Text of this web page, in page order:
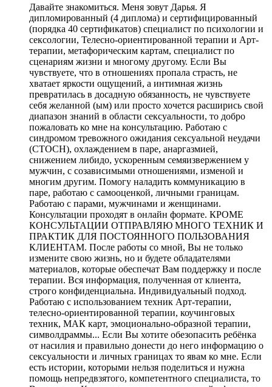
Давайте знакомиться. Меня зовут Дарья. Я
дипломированный (4 диплома) и сертифицированный
(порядка 40 сертификатов) специалист по психологии и
сексологии, Телесно-ориентированной терапии и Арт-
терапии, метафорическим картам, специалист по
сценариям жизни и многому другому. Если Вы
чувствуете, что в отношениях пропала страсть, не
хватает яркости ощущений, а интимная жизнь
превратилась в досадную обязанность, не чувствуете
себя желанной (ым) или просто хочется расширись свой
диапазон знаний в области сексуальности, то добро
пожаловать ко мне на консультацию. Работаю с
синдромом тревожного ожидания сексуальной неудачи
(СТОСН), охлаждением в паре, анаргазмией,
снижением либидо, ускоренным семяизвержением у
мужчин, с созависимыми отношениями, изменой и
многим другим. Помогу наладить коммуникацию в
паре, работаю с самооценкой, личными границам.
Работаю с парами, мужчинами и женщинами.
Консультации проходят в онлайн формате. КРОМЕ
КОНСУЛЬТАЦИИ ОТПРАВЛЯЮ МНОГО ТЕХНИК И
ПРАКТИК ДЛЯ ПОСТОЯННОГО ПОЛЬЗОВАНИЯ
КЛИЕНТАМ. После работы со мной, Вы не только
измените свою жизнь, но и будете обладателями
материалов, которые обеспечат Вам поддержку и после
терапии. Вся информация, полученная от клиента,
строго конфиденциальна. Индивидуальный подход.
Работаю с использованием техник Арт-терапии,
телесно-ориентированной терапии, коучинговых
техник, МАК карт, эмоционально-образной терапии,
символдраммы... Если Вы хотите обезопасить ребёнка
от насилия и правильно донести до него информацию о
сексуальности и личных границах то явам ко мне. Если
есть истории, которыми нельзя поделиться и нужна
помощь непредвзятого, компетентного специалиста, то